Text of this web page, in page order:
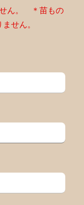
せん。 ＊苗もの
せん。